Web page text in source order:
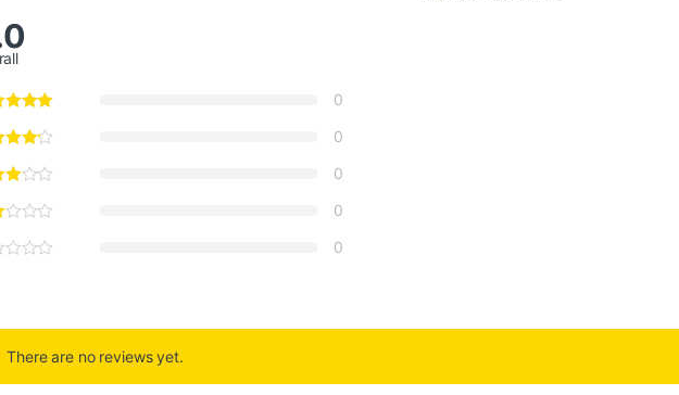
0
0
0
0
0
There are no reviews yet.